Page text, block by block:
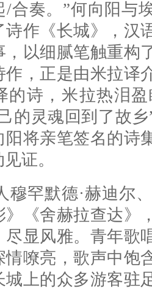
/合奏。”何向阳与
诗作《长城》，汉
，以细腻笔触重构
作，正是由米拉译
的诗，米拉热泪
的灵魂回到了故
阳将亲笔签名的诗
证。
穆罕默德·赫迪尔
》《舍赫拉查达》
尽显风雅。青年歌
情嘹亮，歌声中饱
城上的众多游客驻